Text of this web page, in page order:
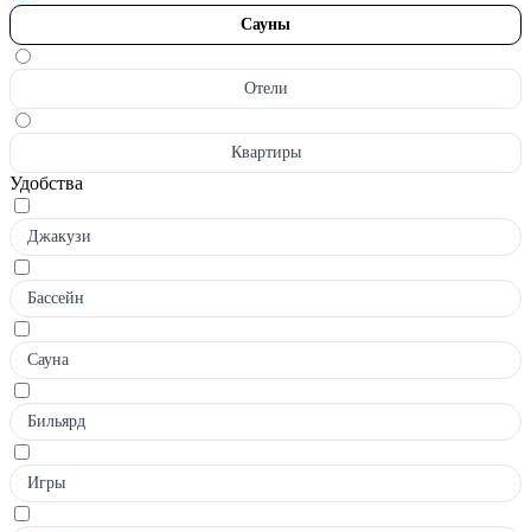
Сауны
Отели
Квартиры
Удобства
Джакузи
Бассейн
Сауна
Бильярд
Игры